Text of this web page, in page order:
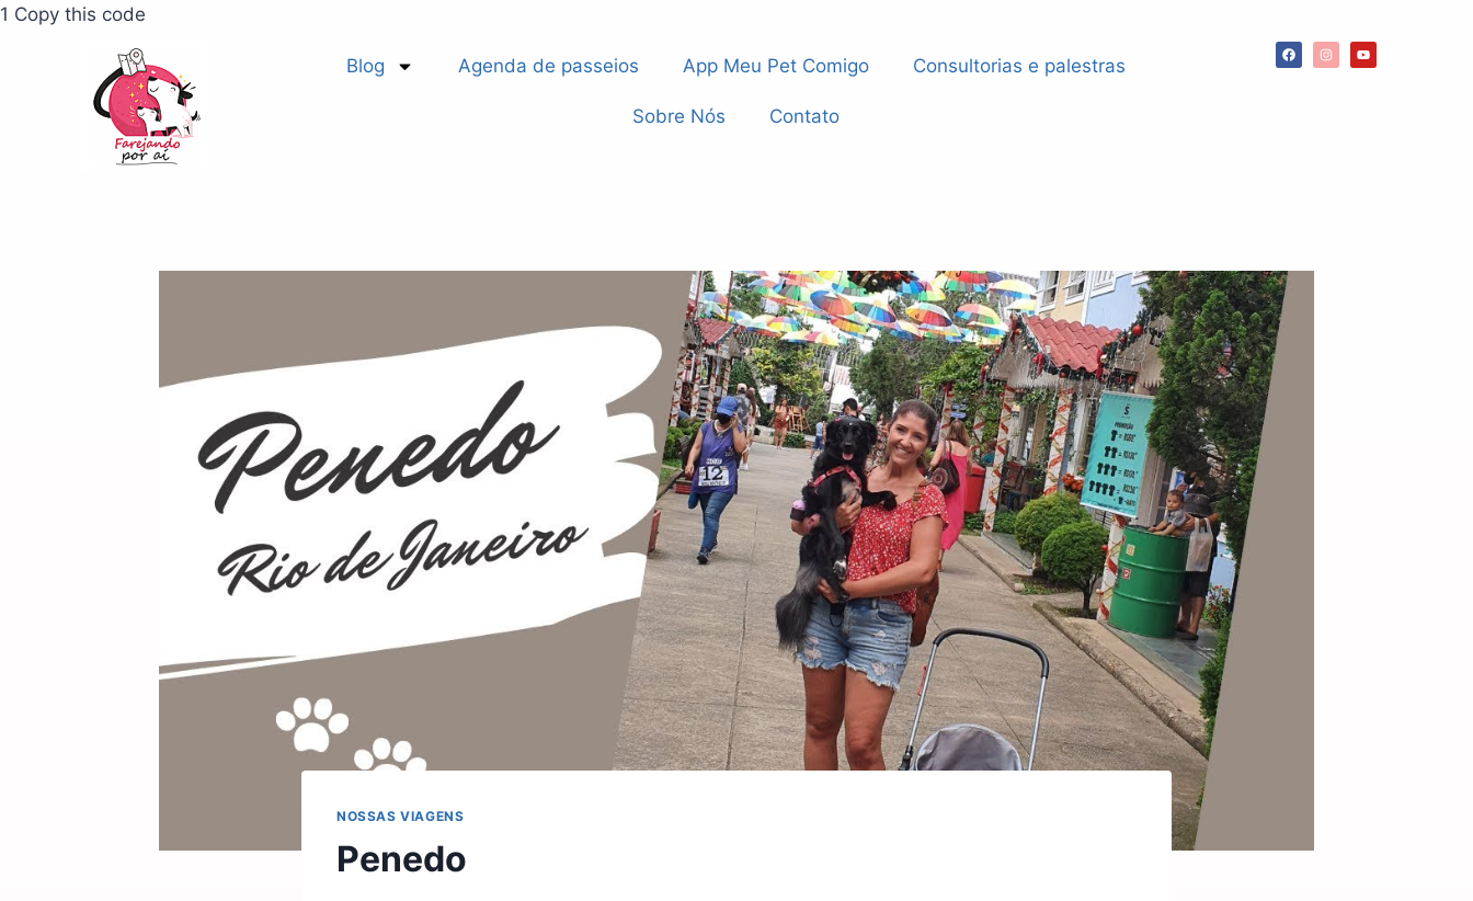
1 Copy this code
Blog Agenda de passeios App Meu Pet Comigo Consultorias e palestras
Sobre Nós Contato
NOSSAS VIAGENS
Penedo